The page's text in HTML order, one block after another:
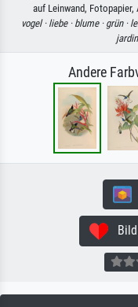
auf Leinwand,
vogel · liebe · blume · grün ·
Andere
Bild